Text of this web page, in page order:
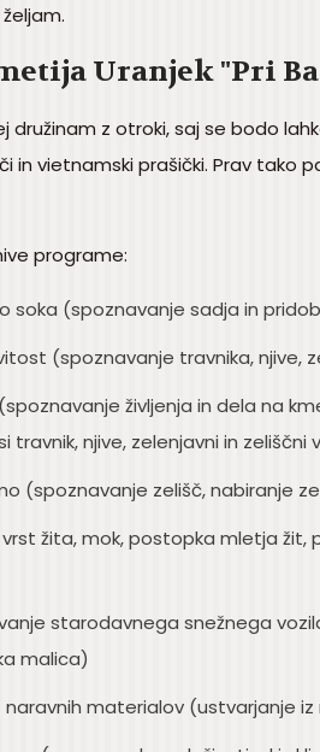
Uranjek "Pri
z otroki, saj se bodo
in vietnamski prašički. Prav
programe:
soka (spoznavanje sadja in
(spoznavanje travnika, njive,
življenja in dela na
travnik, njive, zelenjavni in
(spoznavanje zelišč, nabiranje
žita, mok, postopka mletja žit,
starodavnega snežnega
malica)
materialov (ustvarjanje